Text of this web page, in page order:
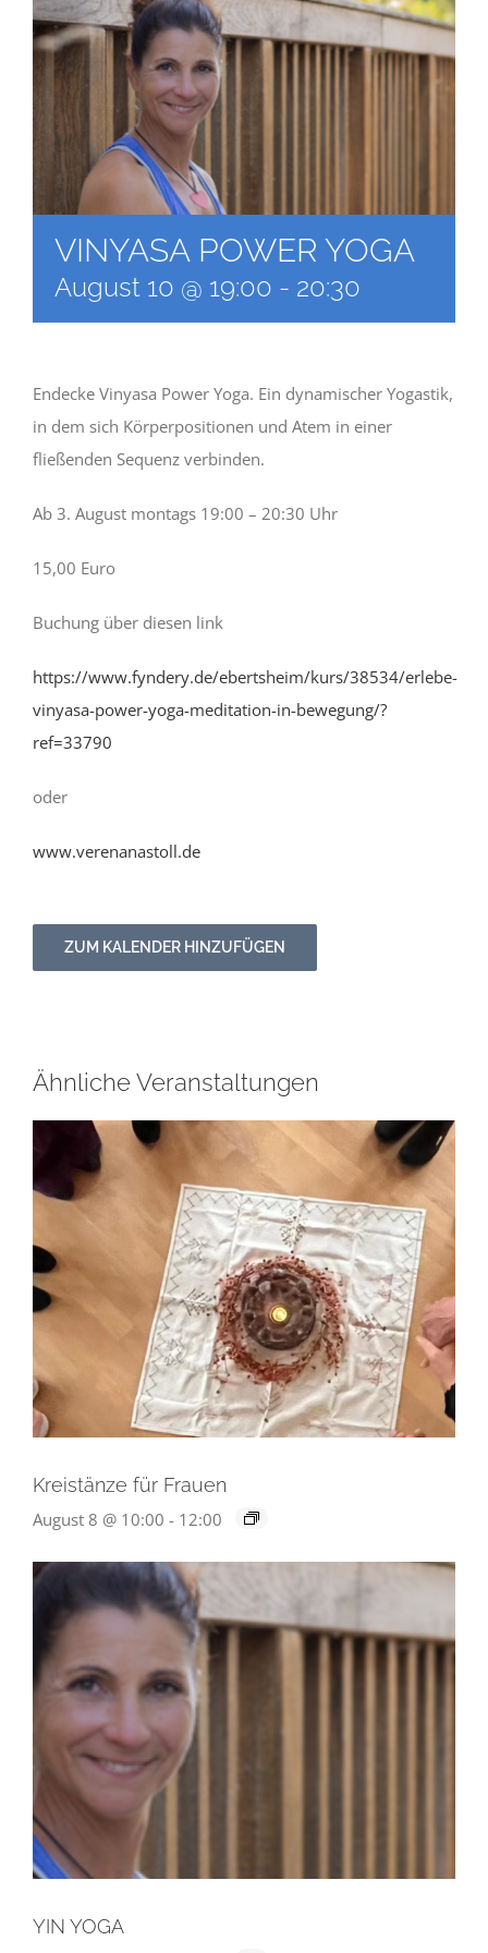
Newsletter
VINYASA POWER YOGA
August 10 @ 19:00 - 20:30
Endecke Vinyasa Power Yoga. Ein dynamischer Yogastik,
in dem sich Körperpositionen und Atem in einer
fließenden Sequenz verbinden.
Ab 3. August montags 19:00 – 20:30 Uhr
15,00 Euro
Buchung über diesen link
https://www.fyndery.de/ebertsheim/kurs/38534/erlebe-
vinyasa-power-yoga-meditation-in-bewegung/?
ref=33790
oder
www.verenanastoll.de
ZUM KALENDER HINZUFÜGEN
Ähnliche Veranstaltungen
Kreistänze für Frauen
August 8 @ 10:00 - 12:00
YIN YOGA